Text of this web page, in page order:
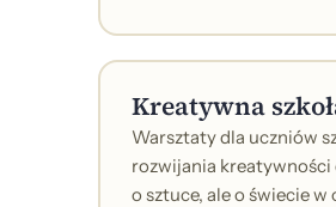
Kreatywna
Warsztaty dla uczniów
rozwijania
o sztuce, ale o świecie w